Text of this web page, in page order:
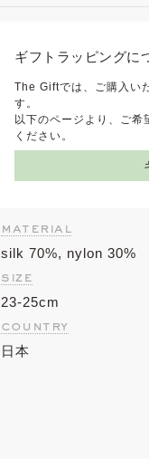
ギフトラッピングに
The Giftでは、ご購入い
す。
以下のページより、ご
ください。
material
silk 70%, nylon 30%
size
23-25cm
country
日本